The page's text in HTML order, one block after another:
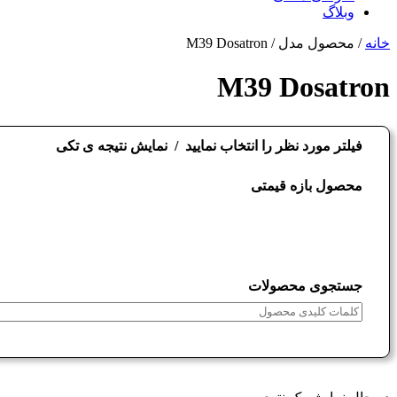
وبلاگ
Close
خانه / محصول مدل / M39 Dosatron
M39 Dosatron
فیلتر مورد نظر را انتخاب نمایید نمایش نتیجه ی تکی
محصول بازه قیمتی
جستجوی محصولات